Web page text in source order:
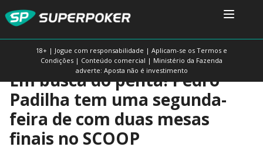
18+ | Jogue com responsabilidade | Aplicam-se os Termos e
Condições | Conteúdo comercial | Ministério da Fazenda
adverte: Aposta não é investimento
Em busca do penta! Pedro
Padilha tem uma segunda-
feira de com duas mesas
finais no SCOOP